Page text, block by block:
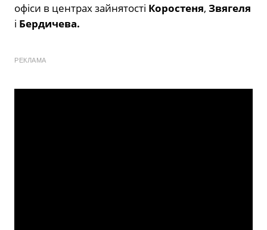
офіси в центрах зайнятості Коростеня, Звягеля
і Бердичева.
РЕКЛАМА